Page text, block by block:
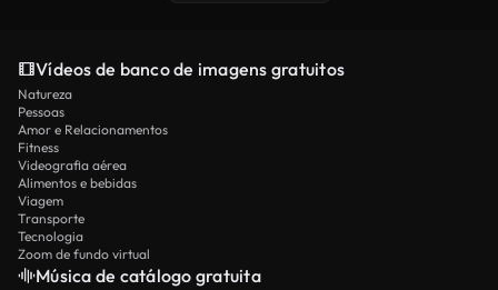
Vídeos de banco de imagens gratuitos
Natureza
Pessoas
Amor e Relacionamentos
Fitness
Videografia aérea
Alimentos e bebidas
Viagem
Transporte
Tecnologia
Zoom de fundo virtual
Música de catálogo gratuita